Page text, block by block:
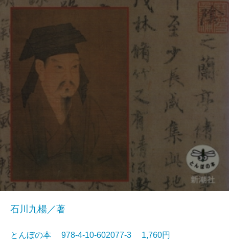
石川九楊／著
とんぼの本 978-4-10-602077-3 1,760円